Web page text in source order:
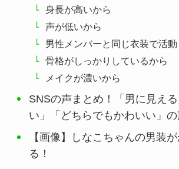
身長が高いから
声が低いから
男性メンバーと同じ衣装で活
骨格がしっかりしているから
メイクが濃いから
SNSの声まとめ！「男に見え
い」「どちらでもかわいい」の
【画像】しなこちゃんの男装
る！